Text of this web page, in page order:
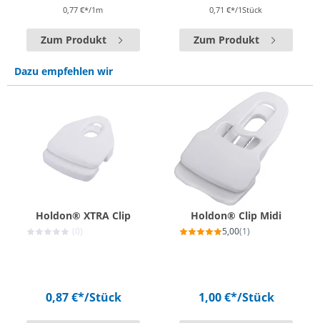
0,77 €*/1m
Zum Produkt
0,71 €*/1Stück
Zum Produkt
Dazu empfehlen wir
Holdon® XTRA Clip
(0)
0,87 €*/Stück
Holdon® Clip Midi
5,00(1)
1,00 €*/Stück